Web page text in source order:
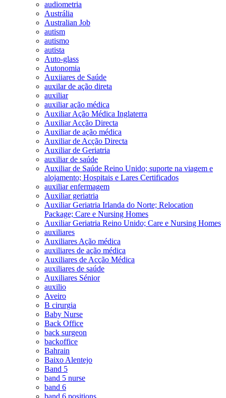
audiometria
Austrália
Australian Job
autism
autismo
autista
Auto-glass
Autonomia
Auxiiares de Saúde
auxilar de ação direta
auxiliar
auxiliar ação médica
Auxiliar Ação Médica Inglaterra
Auxiliar Acção Directa
Auxiliar de ação médica
Auxiliar de Acção Directa
Auxiliar de Geriatria
auxiliar de saúde
Auxiliar de Saúde Reino Unido; suporte na viagem e
alojamento; Hospitais e Lares Certificados
auxiliar enfermagem
Auxiliar geriatria
Auxiliar Geriatria Irlanda do Norte; Relocation
Package; Care e Nursing Homes
Auxiliar Geriatria Reino Unido; Care e Nursing Homes
auxiliares
Auxiliares Ação médica
auxiliares de ação médica
Auxiliares de Acção Médica
auxiliares de saúde
Auxiliares Sénior
auxilio
Aveiro
B cirurgia
Baby Nurse
Back Office
back surgeon
backoffice
Bahrain
Baixo Alentejo
Band 5
band 5 nurse
band 6
band 6 positions